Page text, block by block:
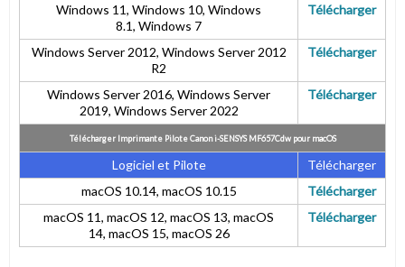
Windows 11, Windows 10, Windows
8.1, Windows 7
Télécharger
Windows Server 2012, Windows Server 2012
R2
Télécharger
Windows Server 2016, Windows Server
2019, Windows Server 2022
Télécharger
Télécharger Imprimante Pilote Canon i-SENSYS MF657Cdw pour macOS
Logiciel et Pilote
Télécharger
macOS 10.14, macOS 10.15
Télécharger
macOS 11, macOS 12, macOS 13, macOS
14, macOS 15, macOS 26
Télécharger